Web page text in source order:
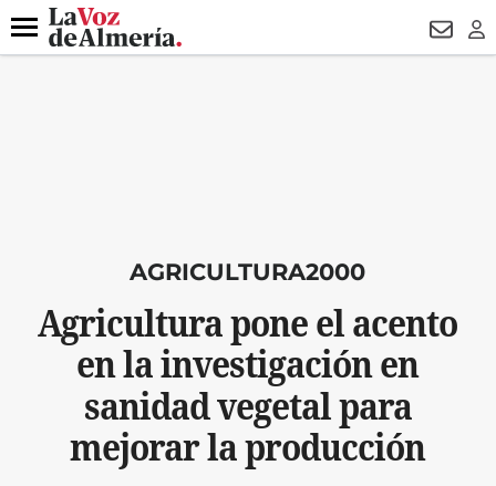
DESTACADO
Menú
AGRICULTURA2000
Agricultura pone el acento
en la investigación en
sanidad vegetal para
mejorar la producción